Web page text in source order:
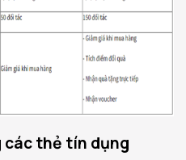
các thẻ tín dụng